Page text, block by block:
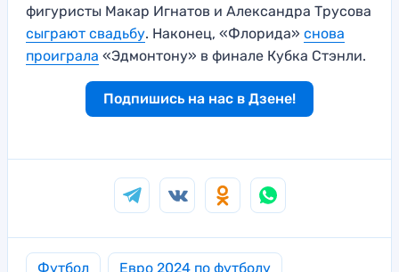
фигуристы Макар Игнатов и Александра Трусова
сыграют свадьбу. Наконец, «Флорида» снова
проиграла «Эдмонтону» в финале Кубка Стэнли.
Подпишись на нас в Дзене!
Футбол Евро 2024 по футболу